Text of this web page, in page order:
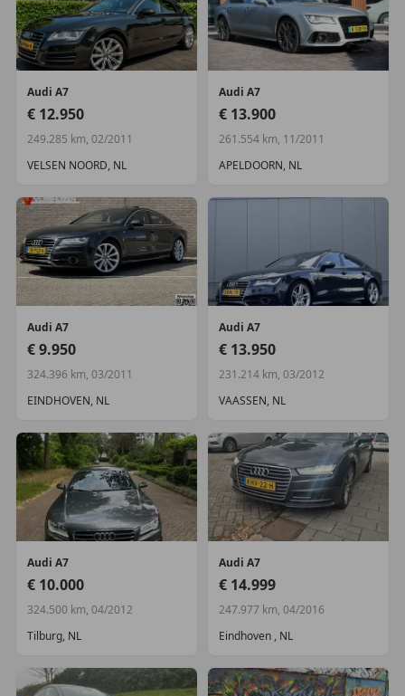
Audi A7
€ 12.950
249.285 km, 02/2011
VELSEN NOORD, NL
Audi A7
€ 13.900
261.554 km, 11/2011
APELDOORN, NL
Audi A7
€ 9.950
324.396 km, 03/2011
EINDHOVEN, NL
Audi A7
€ 13.950
231.214 km, 03/2012
VAASSEN, NL
Audi A7
€ 10.000
324.500 km, 04/2012
Tilburg, NL
Audi A7
€ 14.999
247.977 km, 04/2016
Eindhoven , NL